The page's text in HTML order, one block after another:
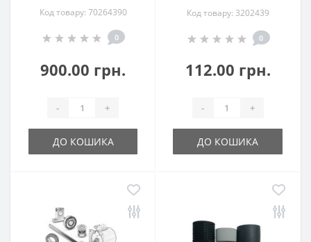
Код товару: 70264390
0
900.00 грн.
- +
ДО КОШИКА
Код товару: 3202439
0
112.00 грн.
- +
ДО КОШИКА